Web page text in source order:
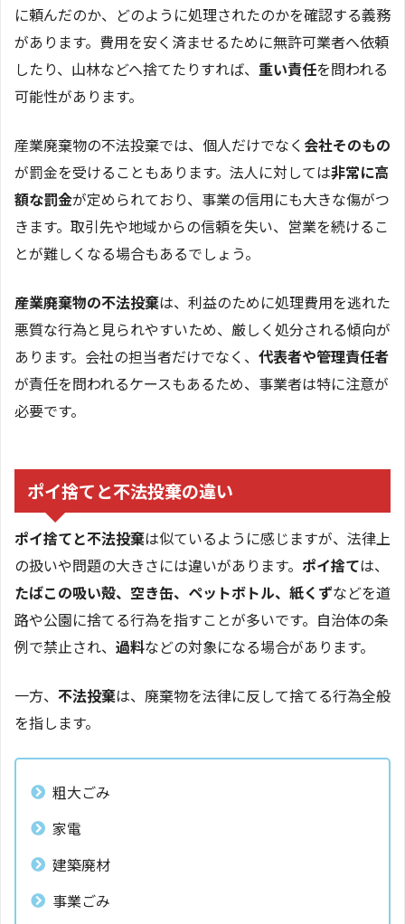
に頼んだのか、どのように処理されたのかを確認する義務
があります。費用を安く済ませるために無許可業者へ依頼
したり、山林などへ捨てたりすれば、 重い責任を問われる
可能性があります。
産業廃棄物の不法投棄では、個人だけでなく 会社そのもの
が罰金を受けることもあります。法人に対しては非常に高
額な罰金が定められており、事業の信用にも大きな傷がつ
きます。取引先や地域からの信頼を失い、営業を続けるこ
とが難しくなる場合もあるでしょう。
産業廃棄物の不法投棄は、利益のために処理費用を逃れた
悪質な行為と見られやすいため、厳しく処分される傾向が
あります。会社の担当者だけでなく、 代表者や管理責任者
が責任を問われるケースもあるため、事業者は特に注意が
必要です。
ポイ捨てと不法投棄の違い
ポイ捨てと不法投棄は似ているように感じますが、法律上
の扱いや問題の大きさには違いがあります。 ポイ捨ては、
たばこの吸い殻、空き缶、ペットボトル、紙くずなどを道
路や公園に捨てる行為を指すことが多いです。自治体の条
例で禁止され、 過料などの対象になる場合があります。
一方、 不法投棄は、廃棄物を法律に反して捨てる行為全般
を指します。
粗大ごみ
家電
建築廃材
事業ごみ